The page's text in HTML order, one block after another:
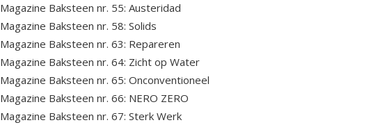
Magazine Baksteen nr. 55: Austeridad
Magazine Baksteen nr. 58: Solids
Magazine Baksteen nr. 63: Repareren
Magazine Baksteen nr. 64: Zicht op Water
Magazine Baksteen nr. 65: Onconventioneel
Magazine Baksteen nr. 66: NERO ZERO
Magazine Baksteen nr. 67: Sterk Werk